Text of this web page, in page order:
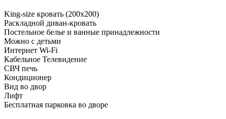
King-size кровать (200х200)
Раскладной диван-кровать
Постельное белье и ванные принадлежности
Можно с детьми
Интернет Wi-Fi
Кабельное Телевидение
СВЧ печь
Кондиционер
Вид во двор
Лифт
Бесплатная парковка во дворе